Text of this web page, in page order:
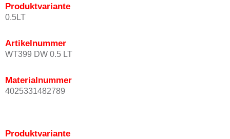
Produktvariante
0.5LT
Artikelnummer
WT399 DW 0.5 LT
Materialnummer
4025331482789
Produktvariante